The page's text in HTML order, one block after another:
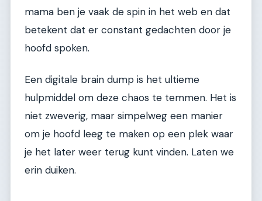
mama ben je vaak de spin in het web en dat
betekent dat er constant gedachten door je
hoofd spoken.
Een digitale brain dump is het ultieme
hulpmiddel om deze chaos te temmen. Het is
niet zweverig, maar simpelweg een manier
om je hoofd leeg te maken op een plek waar
je het later weer terug kunt vinden. Laten we
erin duiken.